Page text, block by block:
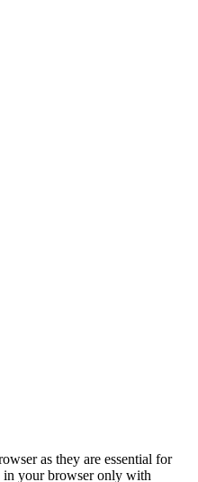
as they are essential for
in your browser only with